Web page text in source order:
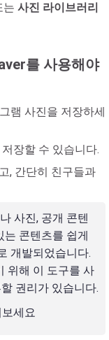
는 사진 라이브러리
를 사용해야
램 사진을 저장하세
장할 수 있습니다.
, 간단히 친구들과
사진, 공개 콘텐
는 콘텐츠를 쉽게
개발되었습니다.
위해 이 도구를 사
권리가 있습니다.
세요